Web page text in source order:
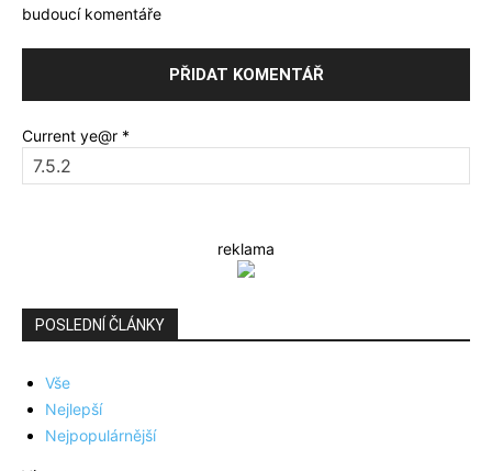
budoucí komentáře
Current ye@r *
reklama
POSLEDNÍ ČLÁNKY
Vše
Nejlepší
Nejpopulárnější